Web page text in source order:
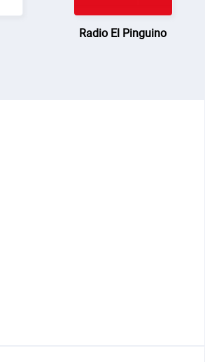
Radio El Pinguino